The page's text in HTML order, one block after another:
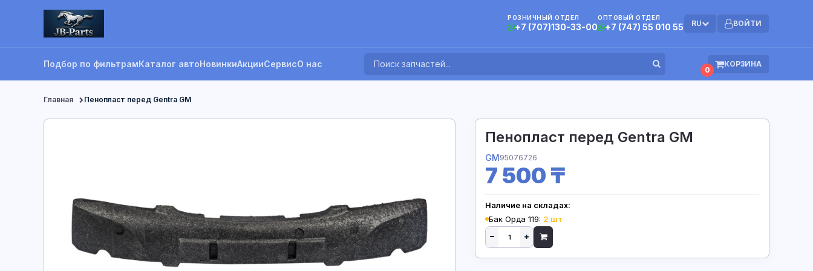
РОЗНИЧНЫЙ ОТДЕЛ
+7 (707)130-33-00
ОПТОВЫЙ ОТДЕЛ
+7 (747) 55 010 55 RU ВОЙТИ
Подбор по фильтрамКаталог автоНовинкиАкцииСервисО нас
0
КОРЗИНА
Главная Пенопласт перед Gentra GM
Пенопласт перед Gentra GM
GM95076726
7 500 ₸
Наличие на складах:
Бак Орда 119: 2 шт